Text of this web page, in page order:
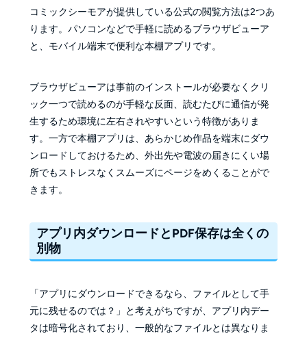
コミックシーモアが提供している公式の閲覧方法は2つあ
ります。パソコンなどで手軽に読めるブラウザビューア
と、モバイル端末で便利な本棚アプリです。
ブラウザビューアは事前のインストールが必要なくクリ
ック一つで読めるのが手軽な反面、読むたびに通信が発
生するため環境に左右されやすいという特徴がありま
す。一方で本棚アプリは、あらかじめ作品を端末にダウ
ンロードしておけるため、外出先や電波の届きにくい場
所でもストレスなくスムーズにページをめくることがで
きます。
アプリ内ダウンロードとPDF保存は全くの
別物
「アプリにダウンロードできるなら、ファイルとして手
元に残せるのでは？」と考えがちですが、アプリ内デー
タは暗号化されており、一般的なファイルとは異なりま